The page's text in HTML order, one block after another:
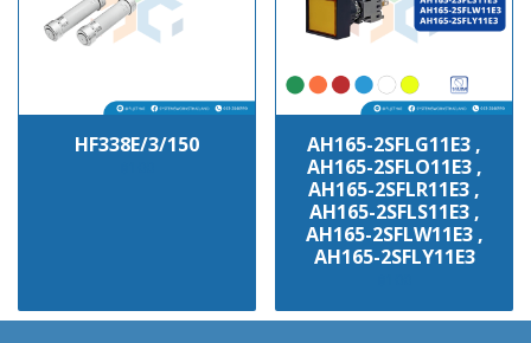
HF338E/3/150 AH165-2SFLG11E3 ,
AH165-2SFLO11E3 ,
AH165-2SFLR11E3 ,
AH165-2SFLS11E3 ,
AH165-2SFLW11E3 ,
AH165-2SFLY11E3